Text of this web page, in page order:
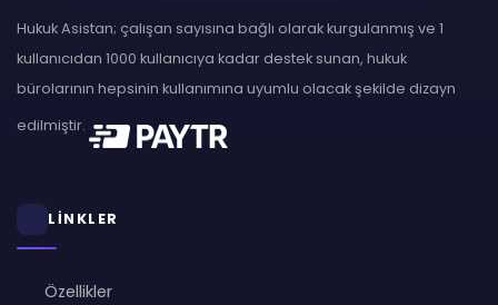
Hukuk Asistan; çalışan sayısına bağlı olarak kurgulanmış ve 1
kullanıcıdan 1000 kullanıcıya kadar destek sunan, hukuk
bürolarının hepsinin kullanımına uyumlu olacak şekilde dizayn
edilmiştir.
LİNKLER
Özellikler